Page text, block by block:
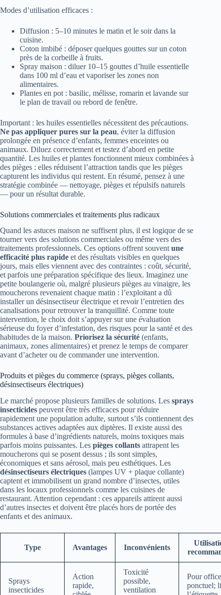
Modes d’utilisation efficaces :
Diffusion : 5–10 minutes le matin et le soir dans la
cuisine.
Coton imbibé : déposer quelques gouttes sur un coton
près de la corbeille à fruits.
Spray maison : diluer 10–15 gouttes d’huile essentielle
dans 100 ml d’eau et vaporiser les zones non
alimentaires.
Plantes en pot : basilic, mélisse, romarin et lavande sur
le plan de travail ou rebord de fenêtre.
Important : les huiles essentielles nécessitent des précautions.
Ne pas appliquer pures sur la peau, éviter la diffusion
prolongée en présence d’enfants, femmes enceintes ou
animaux. Diluez correctement et testez d’abord en petite
quantité. Les huiles et plantes fonctionnent mieux combinées à
des pièges : elles réduisent l’attraction tandis que les pièges
capturent les individus qui restent. En résumé, pensez à une
stratégie combinée — nettoyage, pièges et répulsifs naturels
— pour un résultat durable.
Solutions commerciales et traitements plus radicaux
Quand les astuces maison ne suffisent plus, il est logique de se
tourner vers des solutions commerciales ou même vers des
traitements professionnels. Ces options offrent souventune
efficacité plus rapide et des résultats visibles en quelques
jours, mais elles viennent avec des contraintes : coût, sécurité,
et parfois une préparation spécifique des lieux. Imaginez une
petite boulangerie où, malgré plusieurs pièges au vinaigre, les
moucherons revenaient chaque matin : l’exploitant a dû
installer un désinsectiseur électrique et revoir l’entretien des
canalisations pour retrouver la tranquillité. Comme toute
intervention, le choix doit s’appuyer sur une évaluation
sérieuse du foyer d’infestation, des risques pour la santé et des
habitudes de la maison. Priorisez la sécurité (enfants,
animaux, zones alimentaires) et prenez le temps de comparer
avant d’acheter ou de commander une intervention.
Produits et pièges du commerce (sprays, pièges collants,
désinsectiseurs électriques)
Le marché propose plusieurs familles de solutions. Les sprays
insecticides peuvent être très efficaces pour réduire
rapidement une population adulte, surtout s’ils contiennent des
substances actives adaptées aux diptères. Il existe aussi des
formules à base d’ingrédients naturels, moins toxiques mais
parfois moins puissantes. Les pièges collants attrapent les
moucherons qui se posent dessus ; ils sont simples,
économiques et sans aérosol, mais peu esthétiques. Les
désinsectiseurs électriques (lampes UV + plaque collante)
captent et immobilisent un grand nombre d’insectes, utiles
dans les locaux professionnels comme les cuisines de
restaurant. Attention cependant : ces appareils attirent aussi
d’autres insectes et doivent être placés hors de portée des
enfants et des animaux.
Type Avantages Inconvénients
Sprays
insecticides
Action
rapide,
Toxicité
possible,
ventilation
Pour office
ponctuel;